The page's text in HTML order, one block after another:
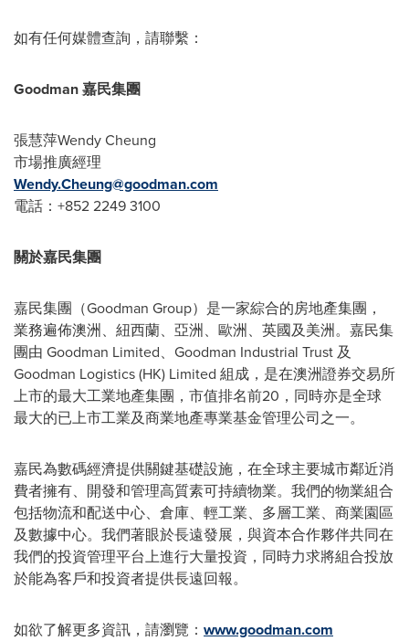
如有任何媒體查詢，請聯繫：
Goodman嘉民集團
張慧萍Wendy Cheung
市場推廣經理
Wendy.Cheung@goodman.com
電話：+852 2249 3100
關於嘉民集團
嘉民集團（Goodman Group）是一家綜合的房地產集團，
業務遍佈澳洲、紐西蘭、亞洲、歐洲、英國及美洲。嘉民集
團由 Goodman Limited、Goodman Industrial Trust 及
Goodman Logistics (HK) Limited 組成，是在澳洲證券交易所
上市的最大工業地產集團，市值排名前20，同時亦是全球
最大的已上市工業及商業地產專業基金管理公司之一。
嘉民為數碼經濟提供關鍵基礎設施，在全球主要城市鄰近消
費者擁有、開發和管理高質素可持續物業。我們的物業組合
包括物流和配送中心、倉庫、輕工業、多層工業、商業園區
及數據中心。我們著眼於長遠發展，與資本合作夥伴共同在
我們的投資管理平台上進行大量投資，同時力求將組合投放
於能為客戶和投資者提供長遠回報。
如欲了解更多資訊，請瀏覽： www.goodman.com